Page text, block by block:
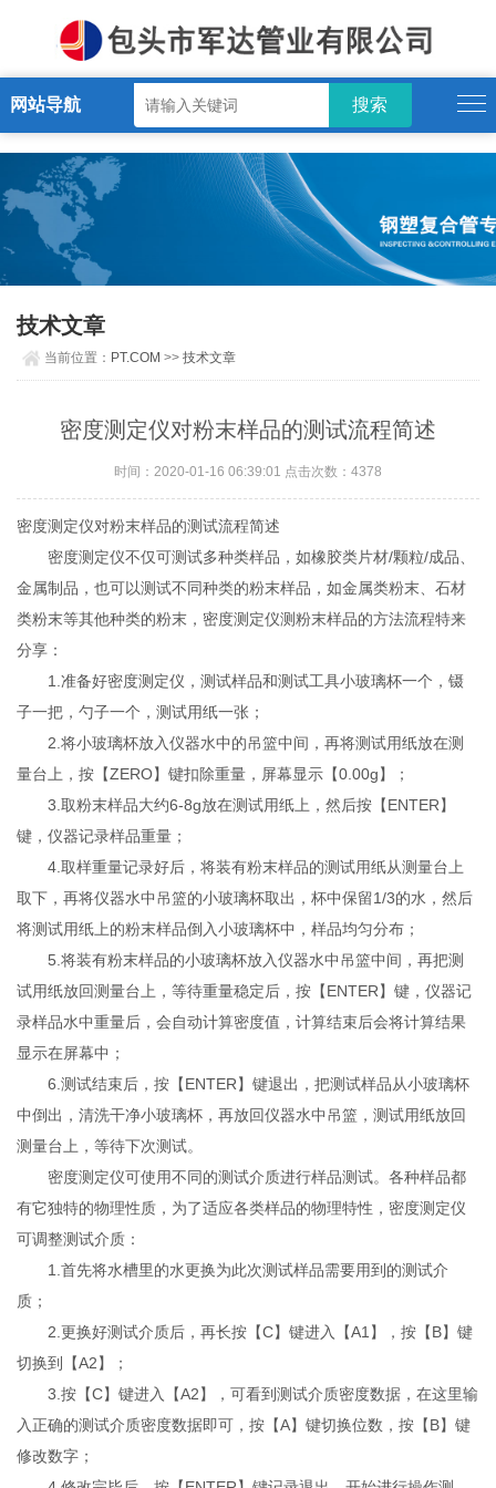
PT.COM
网站导航
技术文章
当前位置： PT.COM >>技术文章
密度测定仪对粉末样品的测试流程简述
时间：2020-01-16 06:39:01 点击次数：4378
密度测定仪对粉末样品的测试流程简述
密度测定仪不仅可测试多种类样品，如橡胶类片材/颗粒/成品、
金属制品，也可以测试不同种类的粉末样品，如金属类粉末、石材
类粉末等其他种类的粉末，密度测定仪测粉末样品的方法流程特来
分享：
1.准备好密度测定仪，测试样品和测试工具小玻璃杯一个，镊
子一把，勺子一个，测试用纸一张；
2.将小玻璃杯放入仪器水中的吊篮中间，再将测试用纸放在测
量台上，按【ZERO】键扣除重量，屏幕显示【0.00g】；
3.取粉末样品大约6-8g放在测试用纸上，然后按【ENTER】
键，仪器记录样品重量；
4.取样重量记录好后，将装有粉末样品的测试用纸从测量台上
取下，再将仪器水中吊篮的小玻璃杯取出，杯中保留1/3的水，然后
将测试用纸上的粉末样品倒入小玻璃杯中，样品均匀分布；
5.将装有粉末样品的小玻璃杯放入仪器水中吊篮中间，再把测
试用纸放回测量台上，等待重量稳定后，按【ENTER】键，仪器记
录样品水中重量后，会自动计算密度值，计算结束后会将计算结果
显示在屏幕中；
6.测试结束后，按【ENTER】键退出，把测试样品从小玻璃杯
中倒出，清洗干净小玻璃杯，再放回仪器水中吊篮，测试用纸放回
测量台上，等待下次测试。
密度测定仪可使用不同的测试介质进行样品测试。各种样品都
有它独特的物理性质，为了适应各类样品的物理特性，密度测定仪
可调整测试介质：
1.首先将水槽里的水更换为此次测试样品需要用到的测试介
质；
2.更换好测试介质后，再长按【C】键进入【A1】，按【B】键
切换到【A2】；
3.按【C】键进入【A2】，可看到测试介质密度数据，在这里输
入正确的测试介质密度数据即可，按【A】键切换位数，按【B】键
修改数字；